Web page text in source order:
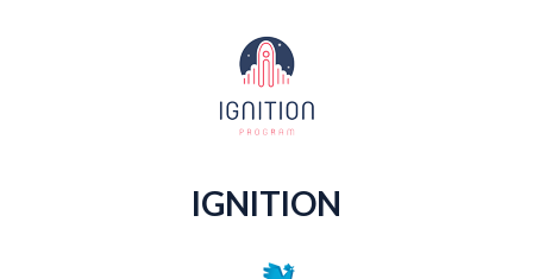
IGNITION